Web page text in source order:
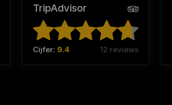
TripAdvisor
Cijfer: 9.4 12 reviews